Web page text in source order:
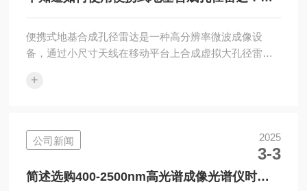
息，有助于识别物质的具体特征峰，这对于复杂样...
便携式地基合成孔径雷达是一种高分辨率微波成像设
备，通过小尺寸天线在移动平台上合成虚拟大孔径雷
携式箱体中，配备一体化电池与数据处理单元，支持单
勘查与规划：在安装GB-SAR之前，需要对监测区域进
行勘查，确定观测点位置。确保该位置视野开阔，无明
显障碍物遮挡目标监测区域，并且远离可能干扰信号的
电子设备。设备检查：检查所有组件是否齐全完好，
+
公司新闻 2025
3-3
简述选购400-2500nm高光谱成像光谱仪时所